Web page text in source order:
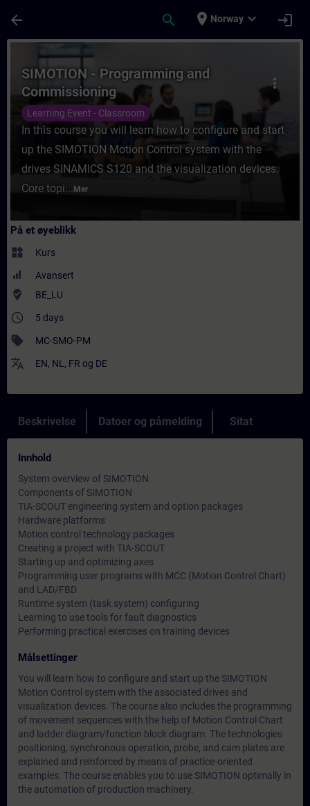
arrow_back search place Norway expand_more login
Kurs - SIMOTION - Programming and
more_vert
SIMOTION - Programming and
Commissioning
Learning Event - Classroom
In this course you will learn how to configure and start
up the SIMOTION Motion Control system with the
drives SINAMICS S120 and the visualization devices.
Core topi... Mer
På et øyeblikk
widgets Kurs
Avansert
where_to_vote BE_LU
access_time 5 days
sell MC-SMO-PM
translate EN, NL , FR og DE
Beskrivelse Datoer og påmelding Sitat
Innhold
System overview of SIMOTION
Components of SIMOTION
TIA-SCOUT engineering system and option packages
Hardware platforms
Motion control technology packages
Creating a project with TIA-SCOUT
Starting up and optimizing axes
Programming user programs with MCC (Motion Control Chart)
and LAD/FBD
Runtime system (task system) configuring
Learning to use tools for fault diagnostics
Performing practical exercises on training devices
Målsettinger
You will learn how to configure and start up the SIMOTION
Motion Control system with the associated drives and
visualization devices. The course also includes the programming
of movement sequences with the help of Motion Control Chart
and ladder diagram/function block diagram. The technologies
positioning, synchronous operation, probe, and cam plates are
explained and reinforced by means of practice-oriented
examples. The course enables you to use SIMOTION optimally in
the automation of production machinery.